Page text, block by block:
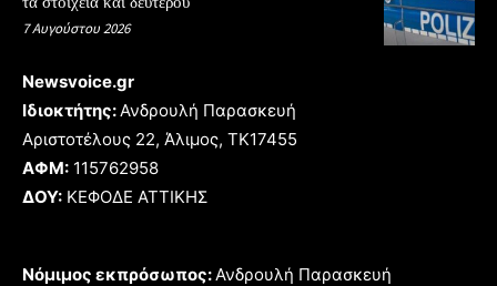
7 Αυγούστου 2026
Newsvoice.gr
Ιδιοκτήτης:Ανδρουλή Παρασκευή
Αριστοτέλους 22, Άλιμος, TK17455
ΑΦΜ: 115762958
ΔΟΥ: ΚΕΦΟΔΕ ΑΤΤΙΚΗΣ
Νόμιμος εκπρόσωπος:Ανδρουλή Παρασκευή